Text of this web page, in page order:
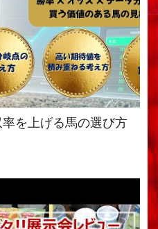
を上げる馬の選び方